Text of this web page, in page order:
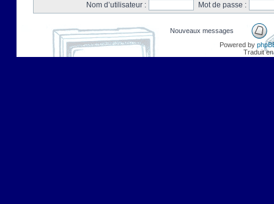
Nom d’utilisateur :
Mot de passe :
Nouveaux messages
Powered by
Traduit